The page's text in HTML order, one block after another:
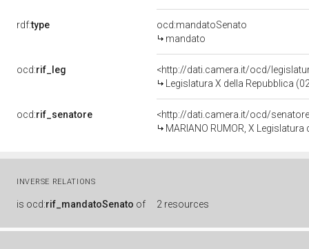
rdf:type
ocd:mandatoSenato
mandato
ocd:rif_leg
<http://dati.camera.it/ocd/
Legislatura X della Repubblica
ocd:rif_senatore
<http://dati.camera.it/ocd/
MARIANO RUMOR, X
INVERSE RELATIONS
is ocd:rif_mandatoSenato of 2 resources